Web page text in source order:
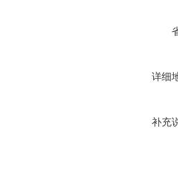
详细
补充